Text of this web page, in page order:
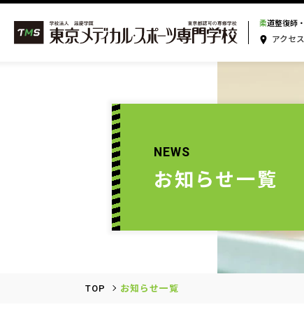
柔道整復師・
アクセス
NEWS
お知らせ一覧
TOP お知らせ一覧